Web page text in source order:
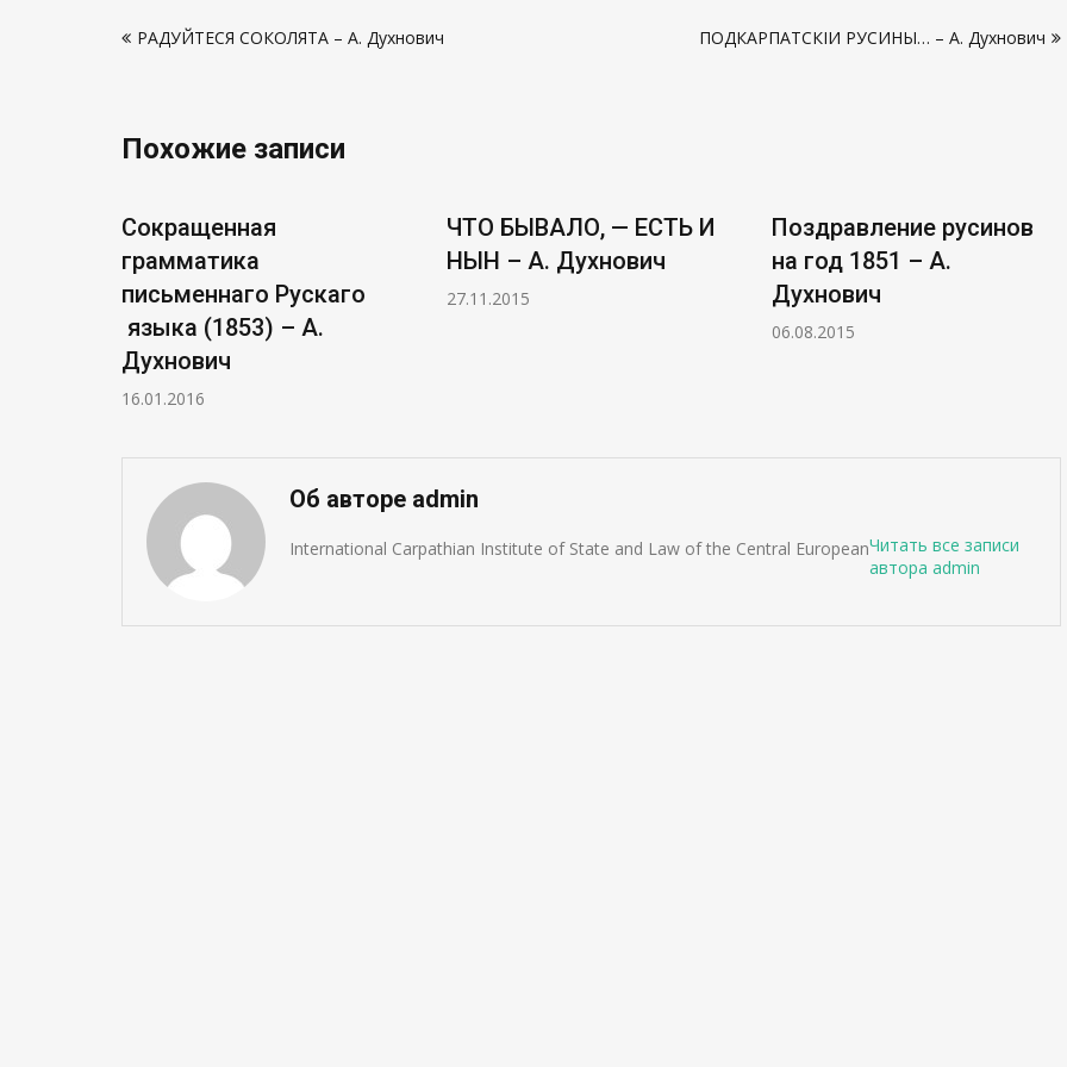
поРАДУЙТЕСЯ СОКОЛЯТА – А. Духнович ПОДКАРПАТСКІИ РУСИНЫ… – А. Духнович
Похожие записи
Сокращенная
грамматика
письменнаго Рускаго
языка (1853) – А.
Духнович
16.01.2016
ЧТО БЫВАЛО, — ЕСТЬ И
НЫНѢ – А. Духнович
27.11.2015
Поздравление русинов
на год 1851 – А.
Духнович
06.08.2015
Об авторе admin
International Carpathian Institute of State and Law of the Central EuropeanЧитать все записи
автора admin